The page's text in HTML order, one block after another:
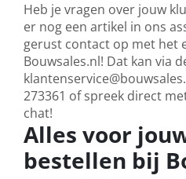
Heb je vragen over jouw
er nog een artikel in ons
gerust contact op met het
Bouwsales.nl! Dat kan via
273361 of spreek direct
chat!
Alles voor
bestellen bij